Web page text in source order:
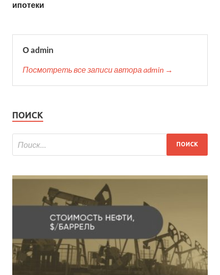
ипотеки
О admin
Посмотреть все записи автора admin →
ПОИСК